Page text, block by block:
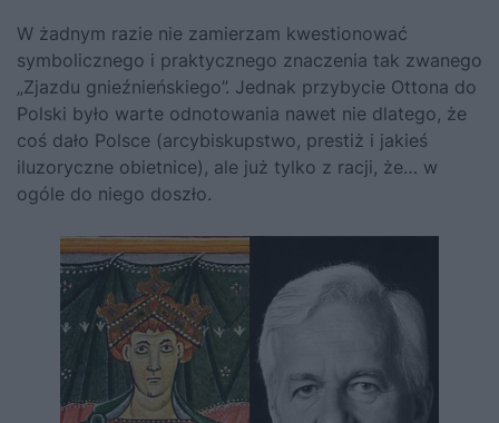
W żadnym razie nie zamierzam kwestionować
symbolicznego i praktycznego znaczenia tak zwanego
„Zjazdu gnieźnieńskiego”. Jednak przybycie Ottona do
Polski było warte odnotowania nawet nie dlatego, że
coś dało Polsce (arcybiskupstwo, prestiż i jakieś
iluzoryczne obietnice), ale już tylko z racji, że… w
ogóle do niego doszło.